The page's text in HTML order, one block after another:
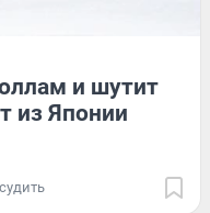
и шутит
из Японии